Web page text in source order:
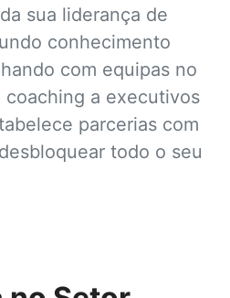
sua liderança de
conhecimento
com equipas no
a executivos
parcerias com
todo o seu